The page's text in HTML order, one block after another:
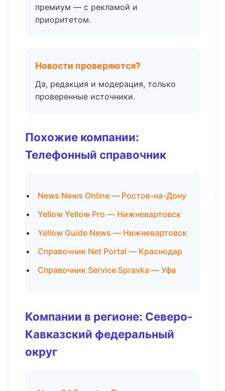
премиум — с рекламой и
приоритетом.
Новости проверяются?
Да, редакция и модерация, только
проверенные источники.
Похожие компании:
Телефонный справочник
News News Online — Ростов-на-Дону
Yellow Yellow Pro — Нижневартовск
Yellow Guide News — Нижневартовск
Справочник Net Portal — Краснодар
Справочник Service Spravka — Уфа
Компании в регионе: Северо-
Кавказский федеральный
округ